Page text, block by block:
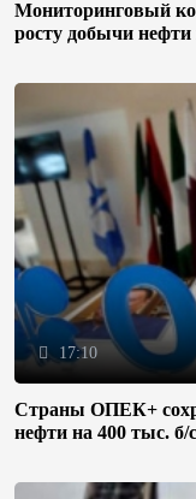
Мониторинговый
росту добычи нефти
17:10
Страны ОПЕК+
нефти на 400 тыс. б/